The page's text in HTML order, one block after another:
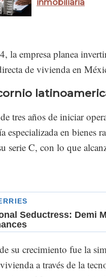
inmobiliaria
la empresa planea
de vivienda en
tres años de iniciar
especializada en bienes
serie C, con lo que
su crecimiento fue la
a través de la